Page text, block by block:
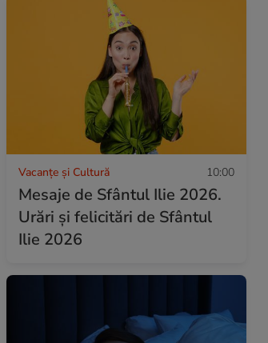
Vacanțe și Cultură 10:00
Mesaje de Sfântul Ilie 2026.
Urări și felicitări de Sfântul
Ilie 2026